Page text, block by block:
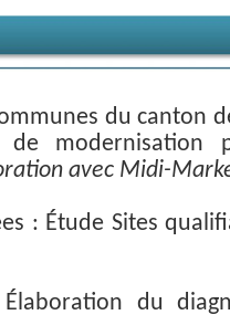
du canton
de
avec Midi-
: Étude Sites
Élaboration du